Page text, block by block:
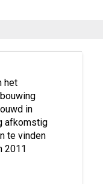
het
in
afkomstig
te vinden
2011